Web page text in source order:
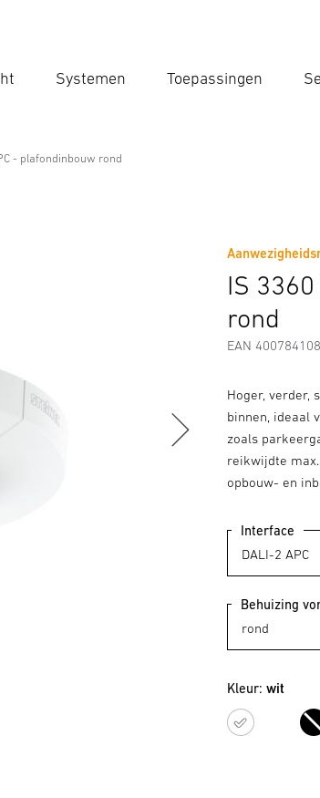
Systemen Toepassingen
- plafondinbouw rond
IS
rond
EAN
Hoger, verder,
binnen, ideaal
zoals
reikwijdte
opbouw- en
Interface
Behuizing
Kleur:wit
wit
Veiligheids- en Waarschuwingsinstructies